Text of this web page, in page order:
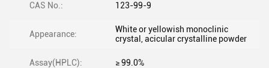
CAS No.: 123-99-9
Appearance:
White or yellowish monoclinic
crystal, acicular crystalline powder
Assay(HPLC): ≥ 99.0%